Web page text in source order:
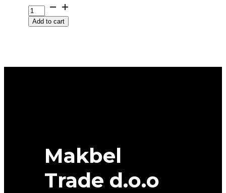
G225/45R18
95Y
XLAdd to cart
Makbel
Trade d.o.o